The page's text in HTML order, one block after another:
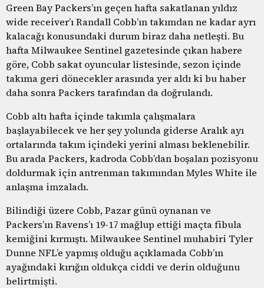
Green Bay Packers’ın geçen hafta sakatlanan yıldız
wide receiver’ı Randall Cobb’ın takımdan ne kadar ayrı
kalacağı konusundaki durum biraz daha netleşti. Bu
hafta Milwaukee Sentinel gazetesinde çıkan habere
göre, Cobb sakat oyuncular listesinde, sezon içinde
takıma geri dönecekler arasında yer aldı ki bu haber
daha sonra Packers tarafından da doğrulandı.
Cobb altı hafta içinde takımla çalışmalara
başlayabilecek ve her şey yolunda giderse Aralık ayı
ortalarında takım içindeki yerini alması beklenebilir.
Bu arada Packers, kadroda Cobb’dan boşalan pozisyonu
doldurmak için antrenman takımından Myles White ile
anlaşma imzaladı.
Bilindiği üzere Cobb, Pazar günü oynanan ve
Packers’ın Ravens’ı 19-17 mağlup ettiği maçta fibula
kemiğini kırmıştı. Milwaukee Sentinel muhabiri Tyler
Dunne NFL’e yapmış olduğu açıklamada Cobb’ın
ayağındaki kırığın oldukça ciddi ve derin olduğunu
belirtmişti.